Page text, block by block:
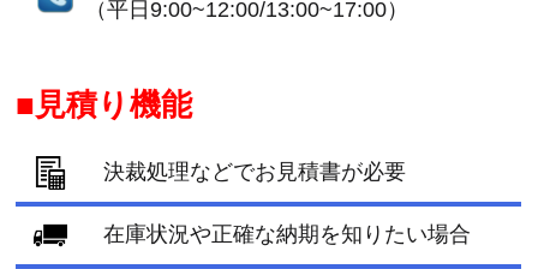
（平日9:00~12:00/13:00~17:00）
見積り機能
決裁処理などでお見積書が必要
在庫状況や正確な納期を知りたい場合